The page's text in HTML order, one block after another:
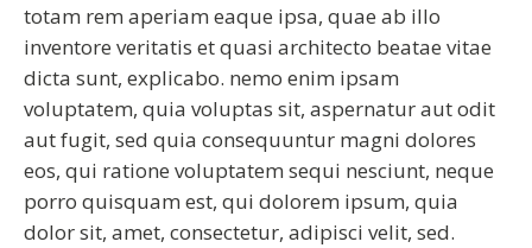
totam rem aperiam eaque ipsa, quae ab illo
inventore veritatis et quasi architecto beatae vitae
dicta sunt, explicabo. nemo enim ipsam
voluptatem, quia voluptas sit, aspernatur aut odit
aut fugit, sed quia consequuntur magni dolores
eos, qui ratione voluptatem sequi nesciunt, neque
porro quisquam est, qui dolorem ipsum, quia
dolor sit, amet, consectetur, adipisci velit, sed.